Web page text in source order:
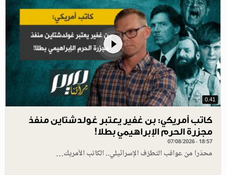
0.41
كاتب أمريكي: بن غفير يعتبر غولدشتاين منفذ
مجزرة الحرم الإبراهيمي بطلا!
07/08/2026 - 18:57
محذرا من عواقب التطرّف الإسرائيلي.. الكاتب الأمريك…